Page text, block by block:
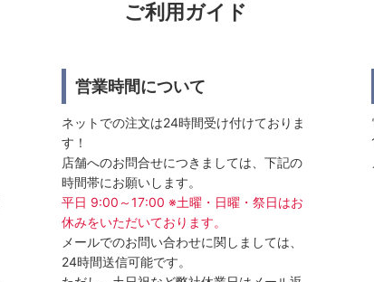
ご利用ガイド
営業時間について
ネットでの注文は24時間受け付けておりま
す！
店舗へのお問合せにつきましては、下記の
時間帯にお願いします。
平日 9:00～17:00 ※土曜・日曜・祭日はお
休みをいただいております。
メールでのお問い合わせに関しましては、
24時間送信可能です。